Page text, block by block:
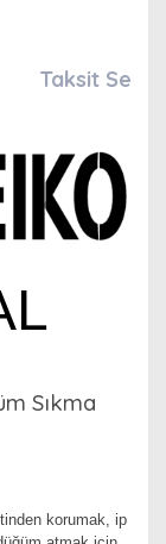
Taksit
Sıkma
korumak, ip